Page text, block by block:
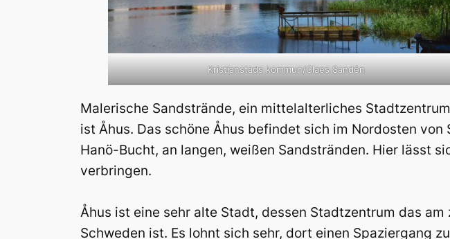
Kristianstads kommun/Claes Sandén
Malerische Sandstrände, ein mittelalterliches
ist Åhus. Das schöne Åhus befindet sich im Nordosten
Hanö-Bucht, an langen, weißen Sandstränden. Hier lässt
verbringen.
Åhus ist eine sehr alte Stadt, dessen Stadtzentrum das
Schweden ist. Es lohnt sich sehr, dort einen Spaziergang